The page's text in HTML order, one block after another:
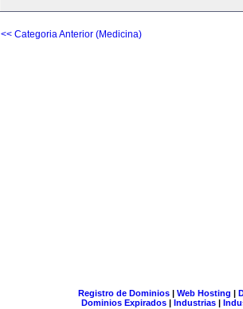
<< Categoria Anterior (Medicina)
Registro de Dominios| Web Hosting |
Dominios Expirados | Industrias |